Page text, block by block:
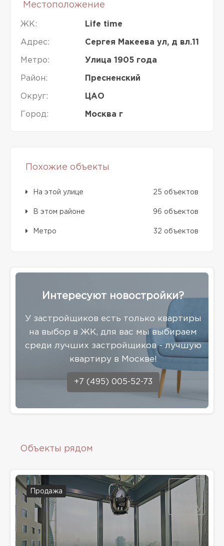
Местоположение
ЖК: Life time
Адрес: Сергея Макеева ул, д вл.11
Метро: Улица 1905 года
Район: Пресненский
Округ: ЦАО
Город: Москва г
Похожие объекты
На этой улице 25 объектов
В этом районе 96 объектов
Метро 32 объектов
Интересуют новостройки?
У застройщиков есть только квартиры
на выбор в ЖК, для вас мы выбираем
среди лучших застройщиков - лучшую
квартиру в Москве!
+7 (495) 005-52-73
Объекты рядом
Продажа